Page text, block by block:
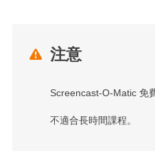
 注意
Screencast-O-Matic 免
不適合長時間課程。